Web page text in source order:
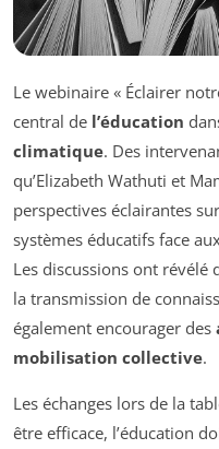
Le webinaire « Éclairer
central de l’éducation
climatique. Des
qu’Elizabeth Wathuti et
perspectives éclairantes
systèmes éducatifs face
Les discussions ont révélé
la transmission de
également encourager des
mobilisation collective.
Les échanges lors de la
être efficace, l’éducation